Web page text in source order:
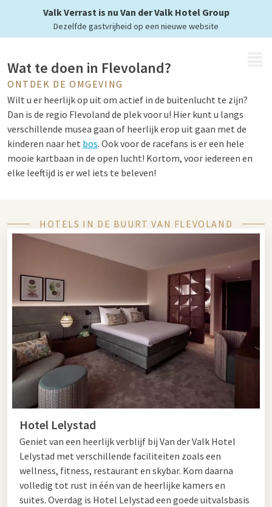
Valk Verrast is nu Van der Valk Hotel Group
Dezelfde gastvrijheid op een nieuwe website
Wat te doen in Flevoland?
ONTDEK DE OMGEVING
Wilt u er heerlijk op uit om actief in de buitenlucht te zijn?
Dan is de regio Flevoland de plek voor u! Hier kunt u langs
verschillende musea gaan of heerlijk erop uit gaan met de
kinderen naar het bos. Ook voor de racefans is er een hele
mooie kartbaan in de open lucht! Kortom, voor iedereen en
elke leeftijd is er wel iets te beleven!
Bezienswaardigheden Flevoland
Een van de grootste en leukste
regio Flevoland, namelijk Walibi Holland. Hier kunt u de hele
dag genieten van spannende attracties met vrienden, familie
of uw partner. Het is het perfecte uitje voor degene die van
actieve activiteiten houdt. U kunt hier in meer dan 30
attracties waaronder ook een aantal waterattracties!
Na een heerlijke dag vol actie en plezier kunt u verblijven bij
een van de Van der Valk hotels in de regio. Hier kunt u in rust
en luxe verblijven en dat zorgt voor de perfecte afsluiter van
uw dag.
Gaat u liever de natuur in met de kinderen? Dan is het
grootste speelbos van Nederland “het Belevenissenbos” iets
voor u en uw familie! Hier kunnen uw kinderen in de vrije
natuur kilometers lang slootje springen of door de sloten
rennen. Ook bevinden zich hier meer dan 50
survivalhindernissen zoals een stormbaan, eilandjes en een
parcours. Het belevenissenbos is geschikt voor kinderen van 6
tot 16 jaar.
HOTELS IN DE BUURT VAN FLEVOLAND
Hotel Lelystad
Geniet van een heerlijk verblijf bij Van der Valk Hotel
Lelystad met verschillende faciliteiten zoals een
wellness, fitness, restaurant en skybar. Kom daarna
volledig tot rust in één van de heerlijke kamers en
suites. Overdag is Hotel Lelystad een goede uitvalsbasis